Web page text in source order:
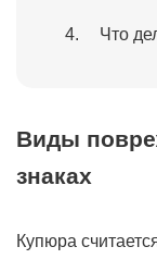
Что
Виды
знаках
Купюра